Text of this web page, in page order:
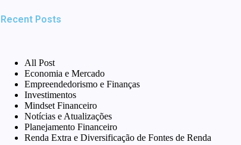
Recent Posts
All Post
Economia e Mercado
Empreendedorismo e Finanças
Investimentos
Mindset Financeiro
Notícias e Atualizações
Planejamento Financeiro
Renda Extra e Diversificação de Fontes de Renda